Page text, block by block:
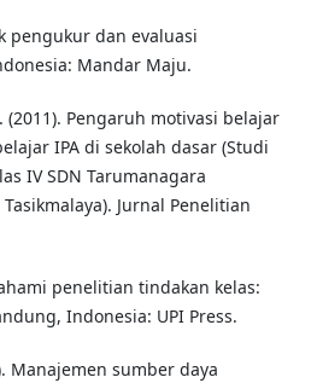
pengukur dan evaluasi
Mandar Maju.
(2011). Pengaruh motivasi belajar
IPA di sekolah dasar (Studi
IV SDN Tarumanagara
Jurnal Penelitian
penelitian tindakan kelas:
Indonesia: UPI Press.
Manajemen sumber daya